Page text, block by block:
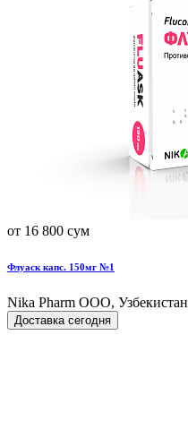
от 16 800 сум
Флуаск капс. 150мг №1
Nika Pharm ООО, Узбекистан
Доставка сегодня